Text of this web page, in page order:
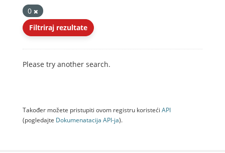
0
Filtriraj rezultate
Please try another search.
Također možete pristupiti ovom registru koristeći API
(pogledajte Dokumenаtаcijа API-jа).